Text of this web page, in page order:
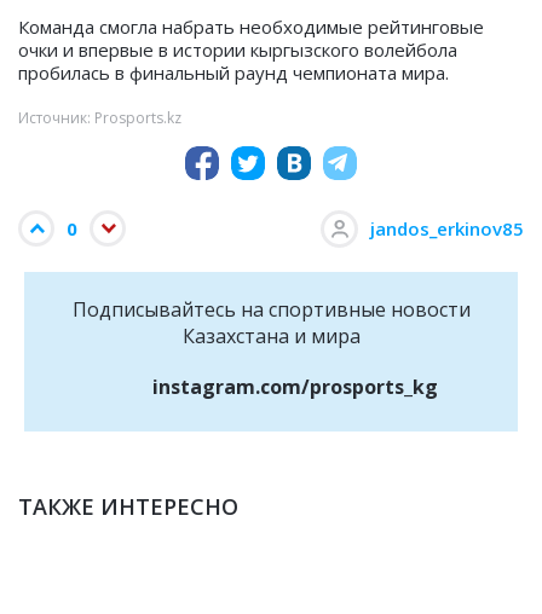
Команда смогла набрать необходимые рейтинговые
очки и впервые в истории кыргызского волейбола
пробилась в финальный раунд чемпионата мира.
Источник: Prosports.kz
0 jandos_erkinov85
Подписывайтесь на cпортивные новости
Казахстана и мира
instagram.com/prosports_kg
ТАКЖЕ ИНТЕРЕСНО